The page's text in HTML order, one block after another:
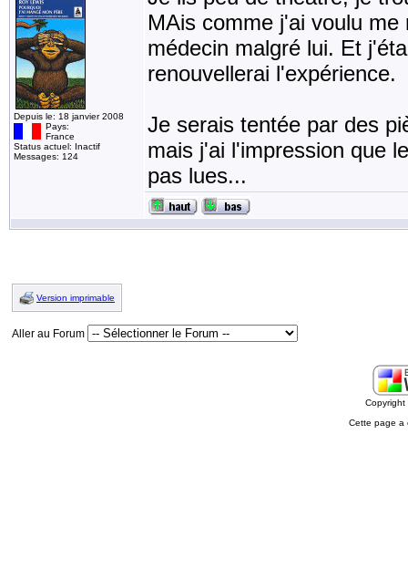
Depuis le: 18 janvier 2008
Pays:
France
Status actuel: Inactif
Messages: 124
MAis comme j'ai voulu
médecin malgré lui. Et
renouvellerai l'expérience.
Je serais tentée par des
mais j'ai l'impression que
pas lues...
Version imprimable
Aller au Forum
Cette page a